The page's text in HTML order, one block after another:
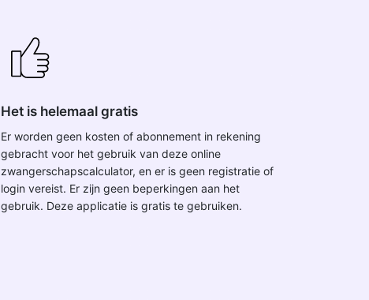
Het is helemaal gratis
Er worden geen kosten of abonnement in rekening
gebracht voor het gebruik van deze online
zwangerschapscalculator, en er is geen registratie of
login vereist. Er zijn geen beperkingen aan het
gebruik. Deze applicatie is gratis te gebruiken.